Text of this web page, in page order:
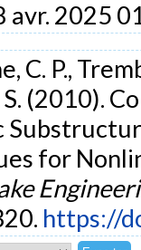
avr. 2025
C. P.,
S. (2010).
for
https://